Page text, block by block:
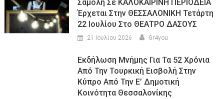
Σαμόλη Σε ΚΑΛΟΚΑΙΡΙΝΗ ΠΕΡΙΟΔΕΙΑ
Έρχεται Στην ΘΕΣΣΑΛΟΝΙΚΗ Τετάρτη
22 Ιουλίου Στο ΘΕΑΤΡΟ ΔΑΣΟΥΣ
21 Ιουλίου 2026 Gr4you
Εκδήλωση Μνήμης Για Τα 52 Χρόνια
Από Την Τουρκική Εισβολή Στην
Κύπρο Από Την Ε’ Δημοτική
Κοινότητα Θεσσαλονίκης